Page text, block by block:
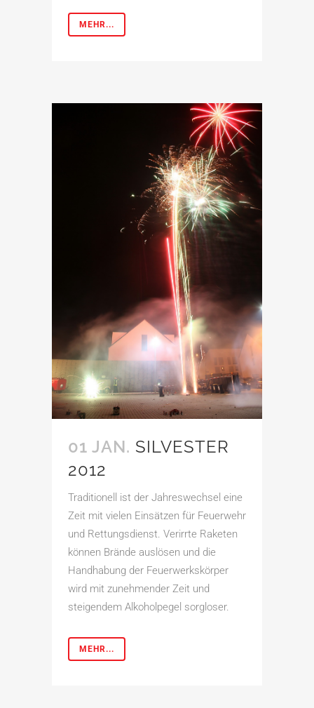
MEHR...
01 JAN. SILVESTER
2012
Traditionell ist der Jahreswechsel eine
Zeit mit vielen Einsätzen für Feuerwehr
und Rettungsdienst. Verirrte Raketen
können Brände auslösen und die
Handhabung der Feuerwerkskörper
wird mit zunehmender Zeit und
steigendem Alkoholpegel sorgloser.
MEHR...